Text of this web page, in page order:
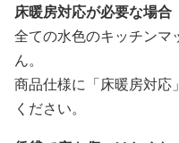
床暖房対応が必要な場合
全ての水色のキッチンマ
ん。
商品仕様に「床暖房対応
ください。